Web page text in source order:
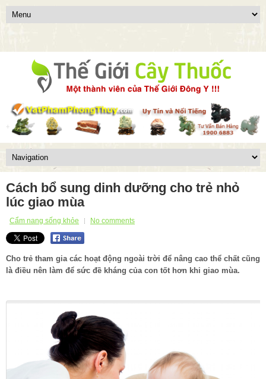
Cách bổ sung dinh dưỡng cho trẻ nhỏ
lúc giao mùa
Cẩm nang sống khỏe No comments
Cho trẻ tham gia các hoạt động ngoài trời để nâng cao thể chất cũng
là điều nên làm để sức đề kháng của con tốt hơn khi giao mùa.